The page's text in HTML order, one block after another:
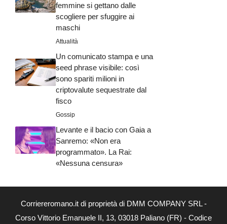
femmine si gettano dalle
scogliere per sfuggire ai
maschi
Attualità
Un comunicato stampa e una
seed phrase visibile: così
sono spariti milioni in
criptovalute sequestrate dal
fisco
Gossip
Levante e il bacio con Gaia a
Sanremo: «Non era
programmato». La Rai:
«Nessuna censura»
Corriereromano.it di proprietà di DMM COMPANY SRL -
Corso Vittorio Emanuele II, 13, 03018 Paliano (FR) - Codice